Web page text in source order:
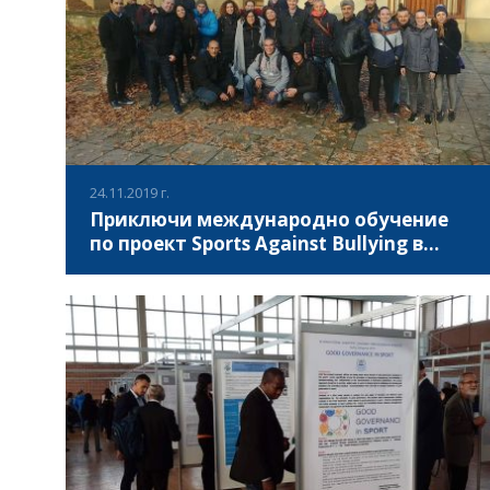
методи на персонализирано обучение, основани на
Обучение чрез спорт (ОЧС).
24.11.2019 г.
Приключи международно обучение
по проект Sports Against Bullying в
проведе трета международна среща и обучение на
учители по физическо възпитание и спорт по проект
“Sports Against Bullying” /Спорт срещу тормоза в
училищата/. В събитието участваха представители на
шест партньорски организации, като Асоциация за
развитие на българския спорт беше представлявана от
Ивайло Здравков и Константин Занков, членове на УС
на организацията и трима учители по физическо
възпитание и спорт от България.
ВИЖ ПОВЕЧЕ